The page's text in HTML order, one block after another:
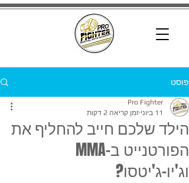
פוסט
הילד שלכם חייב להחליף את
הפורטנייט ב-MMA
וג'יו-ג'יטסו?
Pro Fighter
11 ביוני
זמן קריאה 2 דקות